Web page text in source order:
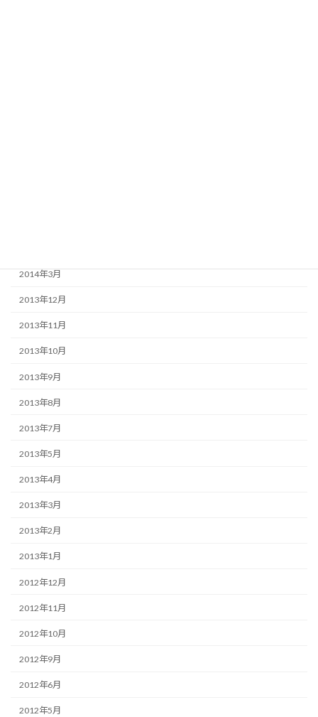
2014年3月
2013年12月
2013年11月
2013年10月
2013年9月
2013年8月
2013年7月
2013年5月
2013年4月
2013年3月
2013年2月
2013年1月
2012年12月
2012年11月
2012年10月
2012年9月
2012年6月
2012年5月